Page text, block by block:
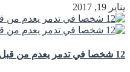
يناير 19, 2017
12 شخصا في تدمر يعدم من قبل داعش